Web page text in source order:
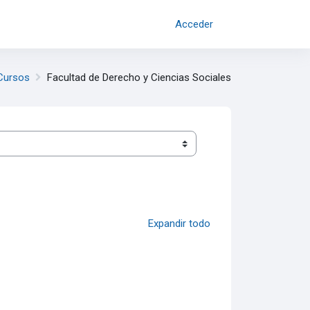
Acceder
Facultad de Derecho y Ciencias Sociales
Expandir todo